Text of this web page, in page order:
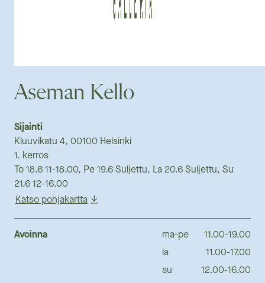
Aseman Kello
Sijainti
Kluuvikatu 4, 00100 Helsinki
1. kerros
To 18.6 11-18.00, Pe 19.6 Suljettu, La 20.6 Suljettu, Su
21.6 12-16.00
Katso pohjakartta
Avoinna ma-pe
11.00-19.00
la
11.00-17.00
su
12.00-16.00